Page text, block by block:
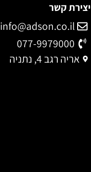
יצירת קשר
info@adson.co.il
077-9979000
אריה רגב 4, נתניה